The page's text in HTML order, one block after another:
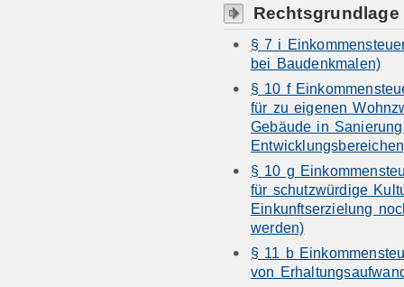
Rechtsgrundlage
§ 7 i
bei Baudenkmalen)
§ 10 f
für zu eigenen
Gebäude in
§ 10 g
für schutzwürdige
Einkunftserzielung
werden)
§ 11 b
von